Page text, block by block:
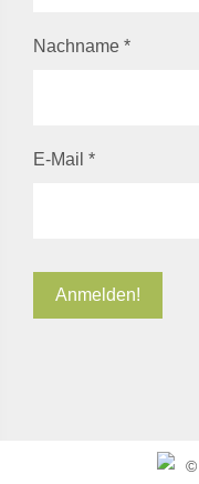
Nachname *
E-Mail *
©